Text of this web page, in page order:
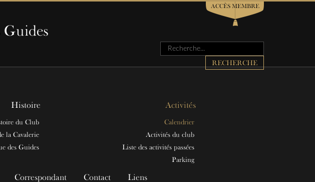
ACCÈS MEMBRE
Rechercher
RECHERCHE
Histoire
du Club
la Cavalerie
des Guides
Activités
Calendrier
Activités du club
Liste des activités passées
Parking
Correspondant Contact Liens